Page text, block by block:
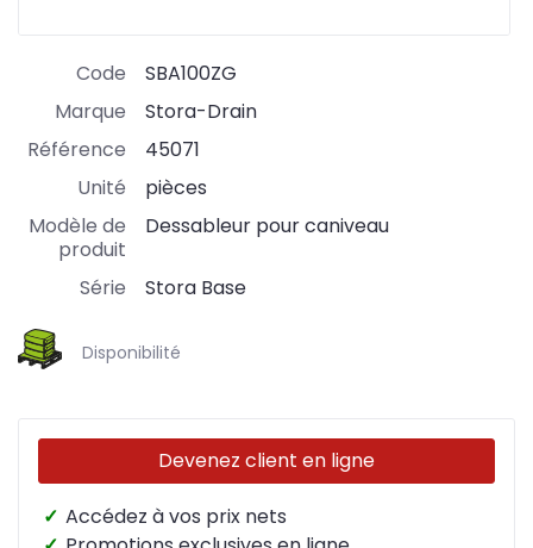
Code
SBA100ZG
Marque
Stora-Drain
Référence
45071
Unité
pièces
Modèle de
produit
Dessableur pour caniveau
Série Stora Base
Disponibilité
Devenez client en ligne
✓ Accédez à vos prix nets